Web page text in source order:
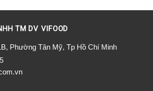
TM DV VIFOOD
Phường Tân Mỹ, Tp Hồ Chí Minh